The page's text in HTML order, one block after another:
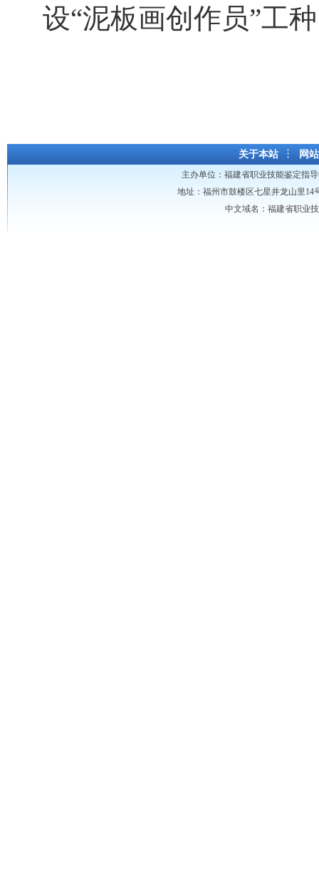
设“泥板画创作员”工
关于本站 网
主办单位： 福建省职业技能鉴定指
地址：福州市鼓楼区七星井龙山里14
中文域名：福建省职业